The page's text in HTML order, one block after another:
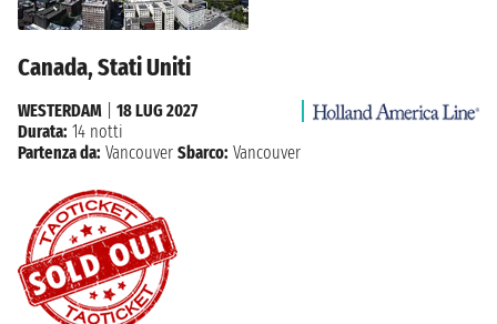
Canada, Stati Uniti
WESTERDAM
18 LUG 2027
Durata: 14 notti
Partenza da: Vancouver Sbarco: Vancouver